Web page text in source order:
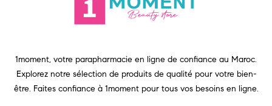
1moment, votre parapharmacie en ligne de confiance au Maroc.
Explorez notre sélection de produits de qualité pour votre bien-
être. Faites confiance à 1moment pour tous vos besoins en ligne.